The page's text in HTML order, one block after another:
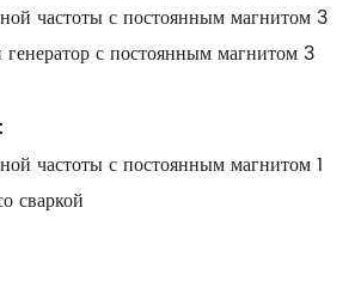
частоты с постоянным магнитом 3
с постоянным магнитом 3
частоты с постоянным магнитом 1
сваркой